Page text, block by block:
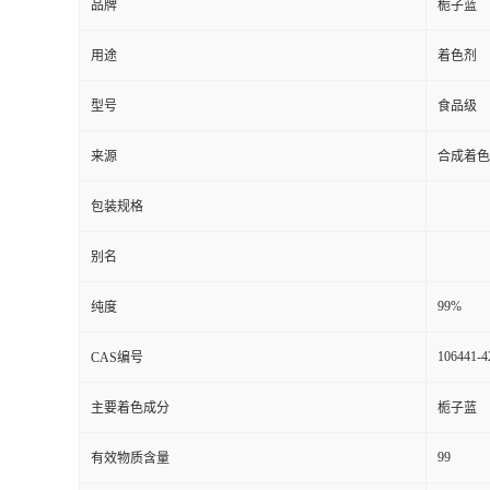
品牌 栀子蓝
用途 着色剂
型号 食品级
来源 合成着色
包装规格
别名
纯度 99%
CAS编号 106441-
主要着色成分 栀子蓝
有效物质含量 99